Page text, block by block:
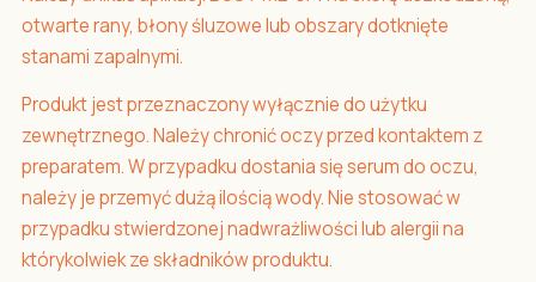
otwarte rany, błony śluzowe lub obszary dotknięte
stanami zapalnymi.
Produkt jest przeznaczony wyłącznie do użytku
zewnętrznego. Należy chronić oczy przed kontaktem z
preparatem. W przypadku dostania się serum do oczu,
należy je przemyć dużą ilością wody. Nie stosować w
przypadku stwierdzonej nadwrażliwości lub alergii na
którykolwiek ze składników produktu.